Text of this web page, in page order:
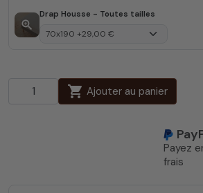
zoom_in
Drap Housse - Toutes tailles
shopping_cart Ajouter au panier
Payez
frais